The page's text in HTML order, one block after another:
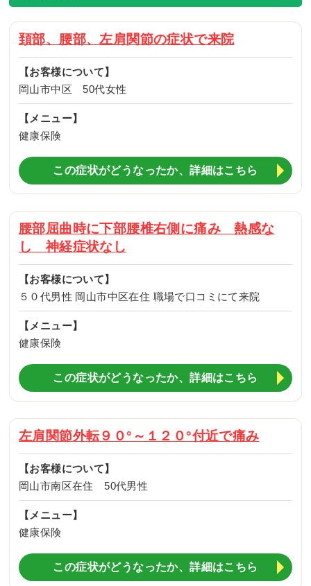
頚部、腰部、左肩関節の症状で来院
【お客様について】
岡山市中区 50代女性
【メニュー】
健康保険
この症状がどうなったか、詳細はこちら
腰部屈曲時に下部腰椎右側に痛み 熱感な
し 神経症状なし
【お客様について】
５０代男性 岡山市中区在住 職場で口コミにて来院
【メニュー】
健康保険
この症状がどうなったか、詳細はこちら
左肩関節外転９０°～１２０°付近で痛み
【お客様について】
岡山市南区在住 50代男性
【メニュー】
健康保険
この症状がどうなったか、詳細はこちら